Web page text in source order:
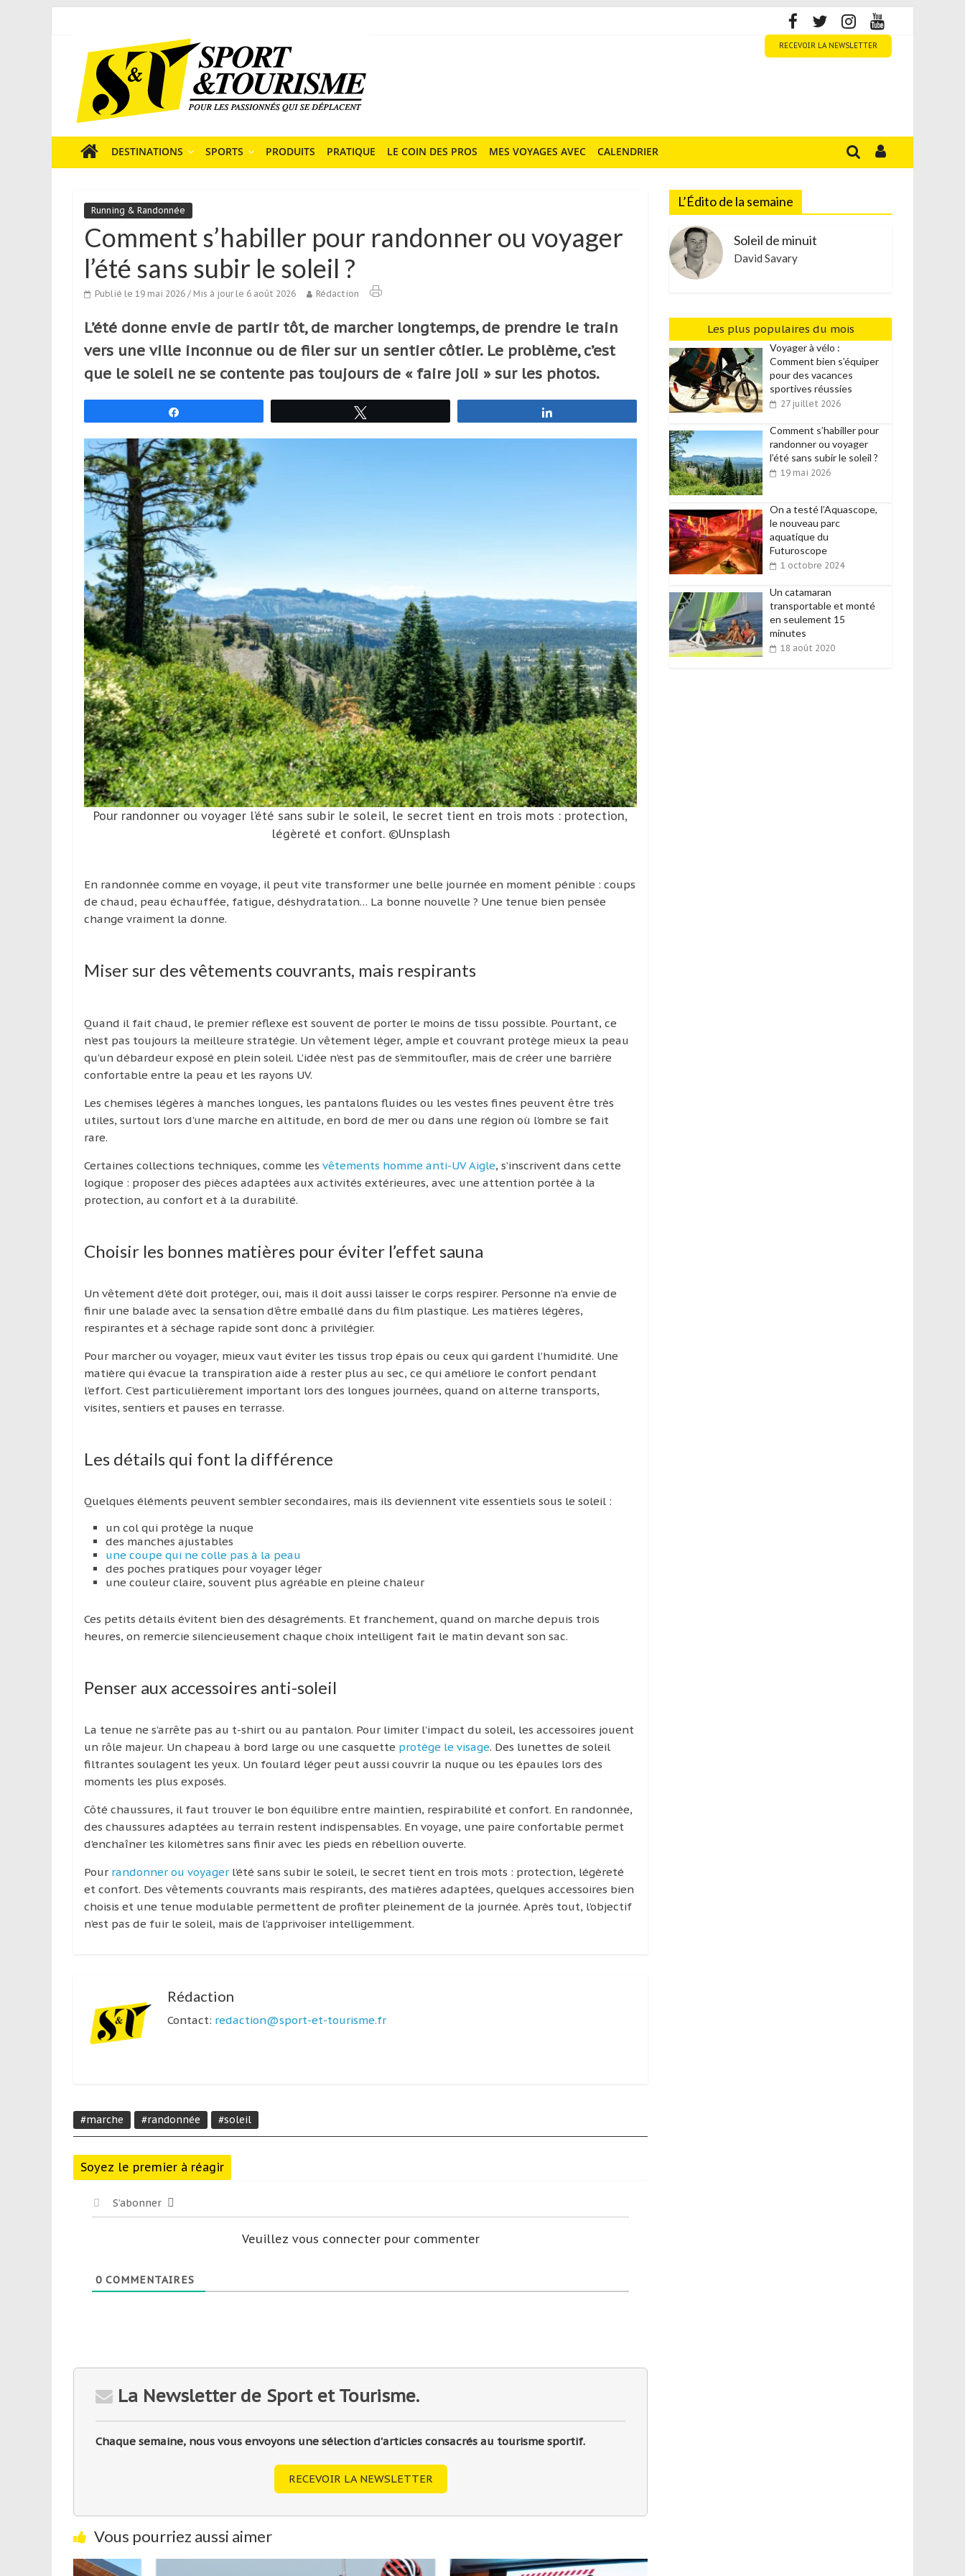
content
Tourisme
est
un
média
sur
sportif
qui
s’adresse
aux
ponctuels
ou
réguliers,
pratiquants,
passionnés
simples
spectateurs
de
sport,
qui
se
déplacent
France
l’étranger
pour
assouvir
leur
passion,
tout
en
profitant
de
découverte
culturelle
d’un
pays
RECEVOIR LA NEWSLETTER
DESTINATIONS SPORTS PRODUITS PRATIQUE LE COIN DES PROS MES VOYAGES AVEC CALENDRIER
Running & Randonnée
Comment s’habiller pour randonner ou voyager
l’été sans subir le soleil ?
Publié le 19 mai 2026 / Mis à jour le 6 août 2026 Rédaction
L’été donne envie de partir tôt, de marcher longtemps, de prendre le train
vers une ville inconnue ou de filer sur un sentier côtier. Le problème, c’est
que le soleil ne se contente pas toujours de « faire joli » sur les photos.
Pour randonner ou voyager l’été sans subir le soleil, le secret tient en trois mots : protection,
légèreté et confort. ©Unsplash
En randonnée comme en voyage, il peut vite transformer une belle journée en moment pénible : coups
de chaud, peau échauffée, fatigue, déshydratation… La bonne nouvelle ? Une tenue bien pensée
change vraiment la donne.
Miser sur des vêtements couvrants, mais respirants
Quand il fait chaud, le premier réflexe est souvent de porter le moins de tissu possible. Pourtant, ce
n’est pas toujours la meilleure stratégie. Un vêtement léger, ample et couvrant protège mieux la peau
qu’un débardeur exposé en plein soleil. L’idée n’est pas de s’emmitoufler, mais de créer une barrière
confortable entre la peau et les rayons UV.
Les chemises légères à manches longues, les pantalons fluides ou les vestes fines peuvent être très
utiles, surtout lors d’une marche en altitude, en bord de mer ou dans une région où l’ombre se fait
rare.
Certaines collections techniques, comme les vêtements homme anti-UV Aigle, s’inscrivent dans cette
logique : proposer des pièces adaptées aux activités extérieures, avec une attention portée à la
protection, au confort et à la durabilité.
Choisir les bonnes matières pour éviter l’effet sauna
Un vêtement d’été doit protéger, oui, mais il doit aussi laisser le corps respirer. Personne n’a envie de
finir une balade avec la sensation d’être emballé dans du film plastique. Les matières légères,
respirantes et à séchage rapide sont donc à privilégier.
Pour marcher ou voyager, mieux vaut éviter les tissus trop épais ou ceux qui gardent l’humidité. Une
matière qui évacue la transpiration aide à rester plus au sec, ce qui améliore le confort pendant
l’effort. C’est particulièrement important lors des longues journées, quand on alterne transports,
visites, sentiers et pauses en terrasse.
Les détails qui font la différence
Quelques éléments peuvent sembler secondaires, mais ils deviennent vite essentiels sous le soleil :
un col qui protège la nuque
des manches ajustables
une coupe qui ne colle pas à la peau
des poches pratiques pour voyager léger
une couleur claire, souvent plus agréable en pleine chaleur
Ces petits détails évitent bien des désagréments. Et franchement, quand on marche depuis trois
heures, on remercie silencieusement chaque choix intelligent fait le matin devant son sac.
Penser aux accessoires anti-soleil
La tenue ne s’arrête pas au t-shirt ou au pantalon. Pour limiter l’impact du soleil, les accessoires jouent
un rôle majeur. Un chapeau à bord large ou une casquette protège le visage. Des lunettes de soleil
filtrantes soulagent les yeux. Un foulard léger peut aussi couvrir la nuque ou les épaules lors des
moments les plus exposés.
Côté chaussures, il faut trouver le bon équilibre entre maintien, respirabilité et confort. En randonnée,
des chaussures adaptées au terrain restent indispensables. En voyage, une paire confortable permet
d’enchaîner les kilomètres sans finir avec les pieds en rébellion ouverte.
Pour randonner ou voyager l’été sans subir le soleil, le secret tient en trois mots : protection, légèreté
et confort. Des vêtements couvrants mais respirants, des matières adaptées, quelques accessoires bien
choisis et une tenue modulable permettent de profiter pleinement de la journée. Après tout, l’objectif
n’est pas de fuir le soleil, mais de l’apprivoiser intelligemment.
Rédaction
Contact: redaction@sport-et-tourisme.fr
#marche #randonnée #soleil
Soyez le premier à réagir
S’abonner
Veuillez vous connecter pour commenter
0 COMMENTAIRES
La Newsletter de Sport et Tourisme.
Chaque semaine, nous vous envoyons une sélection d'articles consacrés au tourisme sportif.
RECEVOIR LA NEWSLETTER
Vous pourriez aussi aimer
L’Édito de la semaine
Soleil de minuit
David Savary
Les plus populaires du mois
Voyager à vélo :
Comment bien s’équiper
pour des vacances
sportives réussies
27 juillet 2026
Comment s’habiller pour
randonner ou voyager
l’été sans subir le soleil ?
19 mai 2026
On a testé l’Aquascope,
le nouveau parc
aquatique du
Futuroscope
1 octobre 2024
Un catamaran
transportable et monté
en seulement 15
minutes
18 août 2020